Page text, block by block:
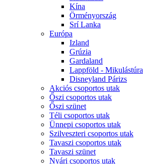
Kína
Örményország
Srí Lanka
Európa
Izland
Grúzia
Gardaland
Lappföld - Mikulástúra
Disneyland Párizs
Akciós csoportos utak
Őszi csoportos utak
Őszi szünet
Téli csoportos utak
Ünnepi csoportos utak
Szilveszteri csoportos utak
Tavaszi csoportos utak
Tavaszi szünet
Nyári csoportos utak